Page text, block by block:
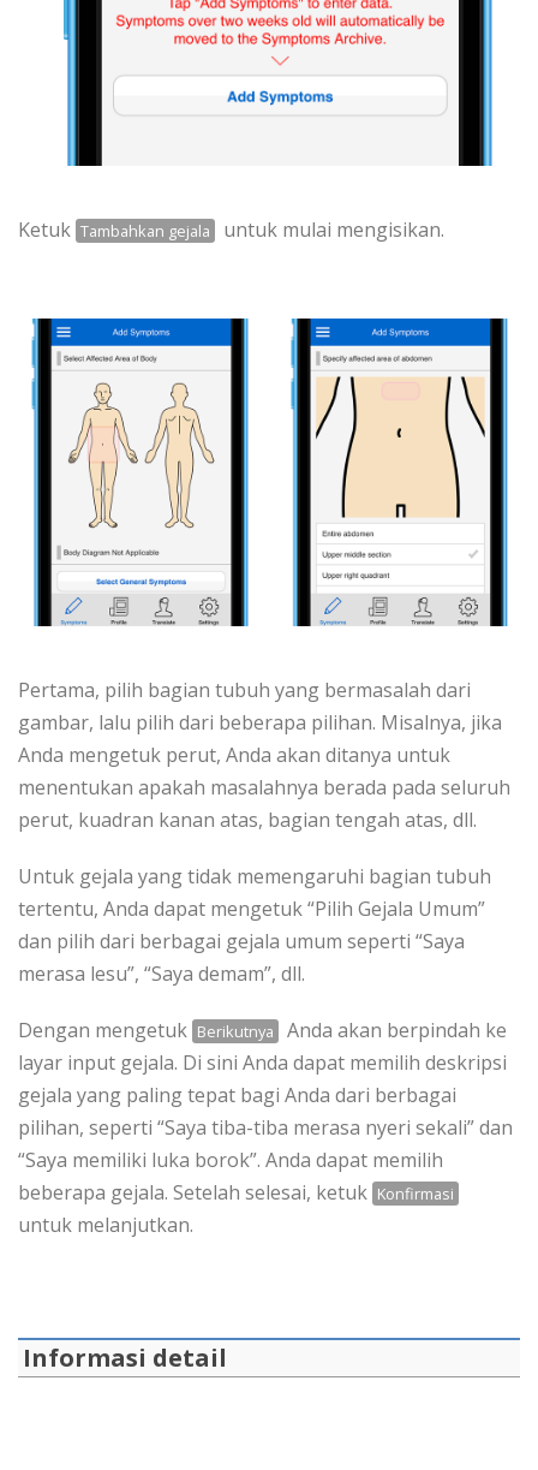
Ketuk Tambahkan gejala untuk mulai mengisikan.
Pertama, pilih bagian tubuh yang bermasalah dari
gambar, lalu pilih dari beberapa pilihan. Misalnya, jika
Anda mengetuk perut, Anda akan ditanya untuk
menentukan apakah masalahnya berada pada seluruh
perut, kuadran kanan atas, bagian tengah atas, dll.
Untuk gejala yang tidak memengaruhi bagian tubuh
tertentu, Anda dapat mengetuk “Pilih Gejala Umum”
dan pilih dari berbagai gejala umum seperti “Saya
merasa lesu”, “Saya demam”, dll.
Dengan mengetuk Berikutnya
Anda akan berpindah ke
layar input gejala. Di sini Anda dapat memilih deskripsi
gejala yang paling tepat bagi Anda dari berbagai
pilihan, seperti “Saya tiba-tiba merasa nyeri sekali” dan
“Saya memiliki luka borok”. Anda dapat memilih
beberapa gejala. Setelah selesai, ketuk Konfirmasi
untuk melanjutkan.
Informasi detail